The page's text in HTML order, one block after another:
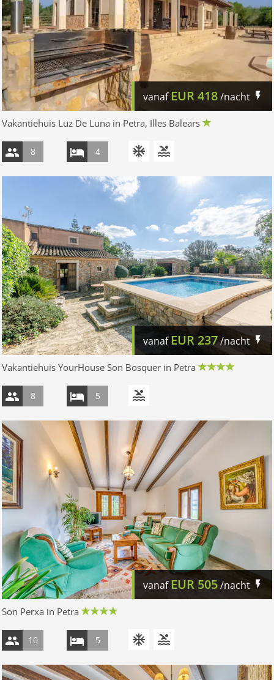
vanaf EUR418/nacht
Vakantiehuis Luz De Luna in Petra, Illes Balears
8 4
vanafEUR237/nacht
Vakantiehuis YourHouse Son Bosquer in Petra
8 5
vanafEUR 505/nacht
Son Perxa in Petra
10 5